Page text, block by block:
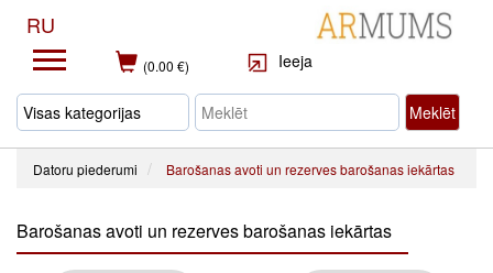
RU
(0.00 €) Ieeja
Meklēt
Datoru piederumi Barošanas avoti un rezerves barošanas iekārtas
Barošanas avoti un rezerves barošanas iekārtas